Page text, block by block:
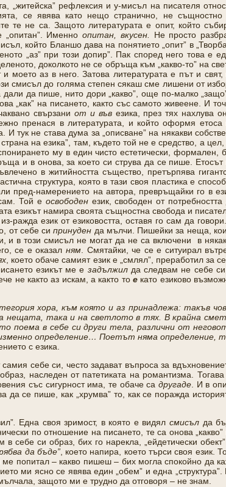
„житейска” рефлексия и у-мисъл на писателя
се явява като нещо странично, не същностно
те не са. Защото литературата е опит, който
„опитан”. Именно опитан, вкусен.
Не просто
който Бланшо дава на понятието „опит” в
„аз” при този допир”. Пак според него това е
доколкото не се обръща към „какво-то” на
моето аз в него. Затова литературата е път и свят,
смисъл до голяма степен сякаш сме лишени от
да пише, нито дори „какво”, още по-малко
„как” на писането, както със самото живеене. И
свързани от и във езика, през тях нахлува
пренася в литературата, и който оформя етоса
И тук не става дума за „описване” на някакви
страна на езика”, там, където той не е средство, а цел,
му в един чисто естетически, формален,
и в онова, за което си струва да се пише. Етосът
в житийността същество, претърпява
структура, която в тази своя пластика е
пред-намерението на автора, превръщайки го в
Той е освободенезик, свободен от потребността
езикът намира своята същностна свобода и
ражда език от езиковостта, оставя го сам да
от себе сипринуден да мълчи. Пишейки за неща,
и в този смисъл не могат да не са включени в
се е оказалням. Смятайки, че се е ситуирал
, което обаче самият език е „смлял”, преработил за
езикът ме е задължилда следвам не себе
не както аз искам, а както тое като езиково
хора, към която и аз принадлежа: такъв
нещата, така и на светлото в тях. В крайна
поема в себе си други тела, различни от
определение… Поетът няма определение,
с езика.
себе си, често задават въпроса за
наследен от патетиката на романтизма. Тогава
със сигурност има, те обаче са другаде. И в
да се пише, как „хрумва” то, как се поражда
. Една своя зримост, в която е видял смисълда
по отношение на писането, те са онова „какво”
себе си образ, бих го нарекла, „ейдетически
да бъде”, което напира, което търси своя език.
ме попитал – какво пишеш – бих могла спокойно да
ми ясно се явява един „обем” и една „структура”.
защото ми е трудно да отговоря – не знам.